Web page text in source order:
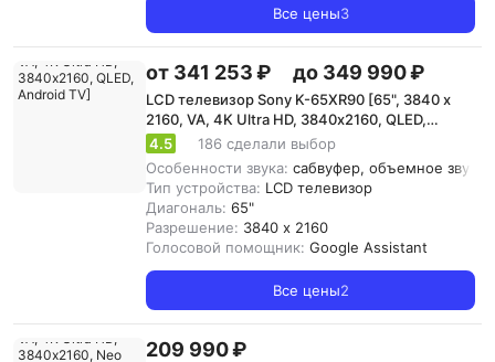
Все цены3
от 341 253 ₽ до 349 990 ₽
LCD телевизор Sony K-65XR90 [65", 3840 x
2160, VA, 4K Ultra HD, 3840х2160, QLED,
Android TV]
4.5
186 сделали выбор
Особенности звука: сабвуфер, объемное
Тип устройства: LCD телевизор
Диагональ: 65"
Разрешение: 3840 x 2160
Голосовой помощник: Google Assistant
Все цены2
209 990 ₽